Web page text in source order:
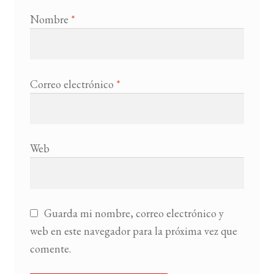
Nombre *
Correo electrónico *
Web
Guarda mi nombre, correo electrónico y
web en este navegador para la próxima vez que
comente.